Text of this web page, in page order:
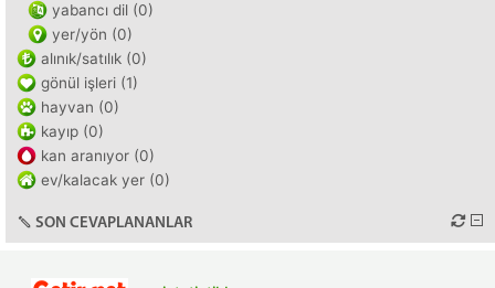
yabancı dil (0)
yer/yön (0)
alınık/satılık (0)
gönül işleri (1)
hayvan (0)
kayıp (0)
kan aranıyor (0)
ev/kalacak yer (0)
SON CEVAPLANANLAR